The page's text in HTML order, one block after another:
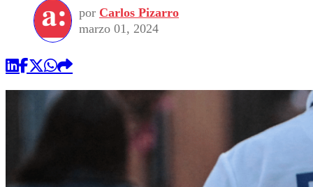
Seleccion Chilena
Torneo Internacional
Universidad de Chile
Economía
Internacional
Sustentabilidad
Publicaciones en medios
Opinión
por Carlos Pizarro
marzo 01, 2024